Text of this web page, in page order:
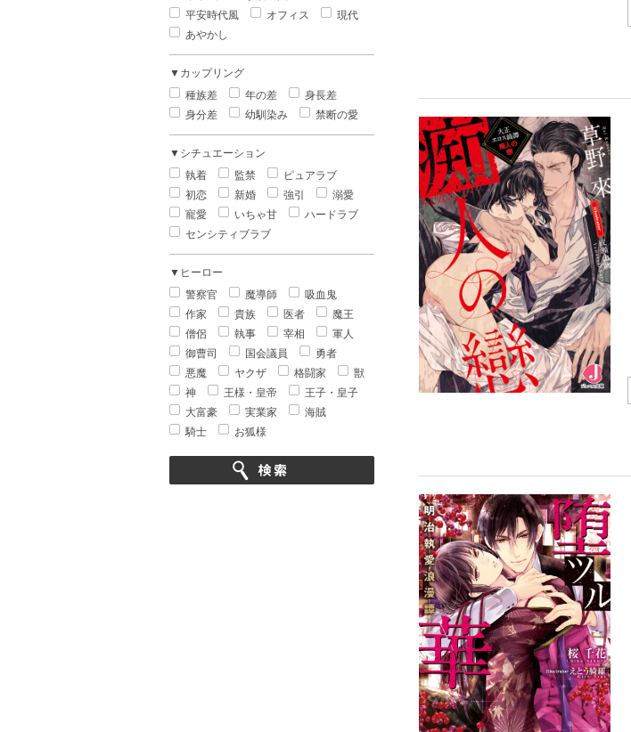
平安時代風
オフィス
現代
あやかし
▼カップリング
種族差
年の差
身長差
身分差
幼馴染み 禁断の愛
▼シチュエーション
執着
監禁
ピュアラブ
初恋
新婚 強引
溺愛
寵愛
いちゃ甘
ハードラブ
センシティブラブ
▼ヒーロー
警察官
魔導師
吸血鬼
作家
貴族 医者
魔王
僧侶
執事 宰相
軍人
御曹司
国会議員
勇者
悪魔
ヤクザ 格闘家
獣
神
王様・皇帝
王子・皇子
大富豪
実業家
海賊
騎士
お狐様